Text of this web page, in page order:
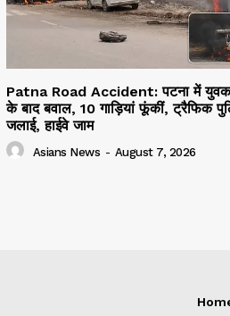
Patna Road Accident: पटना में युवक
के बाद बवाल, 10 गाड़ियां फूंकीं, ट्रैफिक
जलाई, हाईवे जाम
Asians News - August 7, 2026